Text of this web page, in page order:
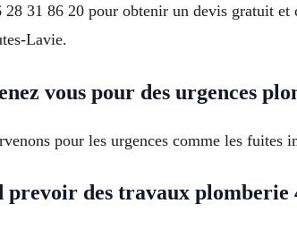
28 31 86 20 pour obtenir un devis gratuit
Lavie.
vous pour des urgences
pour les urgences comme les fuites
prevoir des travaux plomberie